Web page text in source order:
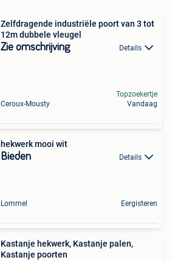
Zelfdragende industriële poort van 3 tot
12m dubbele vleugel
Zie omschrijving Details
Ceroux-Mousty
Topzoekertje
Vandaag
hekwerk mooi wit
Bieden Details
Lommel Eergisteren
Kastanje hekwerk, Kastanje palen,
Kastanje poorten